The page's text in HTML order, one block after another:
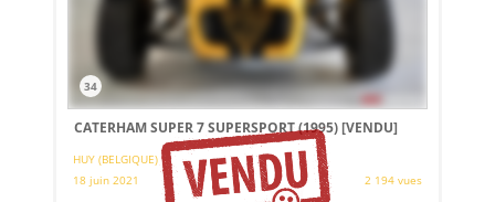
34
CATERHAM SUPER 7 SUPERSPORT (1995)[VENDU]
HUY (BELGIQUE)
18 juin 2021
2 194 vues